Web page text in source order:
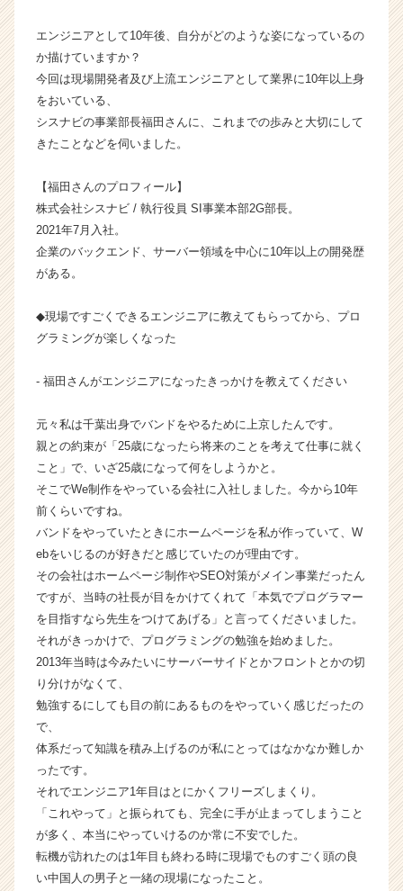
ベ
ン
ャ
成
長
か
ら
カ
が
く
活
イ
ト
チ
キ
リ
ア
（C
h
e
e
C
r
e
エンジニアとして10年後、自分がどのような姿になっているの
か描けていますか？
今回は現場開発者及び上流エンジニアとして業界に10年以上身
をおいている、
シスナビの事業部長福田さんに、これまでの歩みと大切にして
きたことなどを伺いました。
【福田さんのプロフィール】
株式会社シスナビ / 執行役員 SI事業本部2G部長。
2021年7月入社。
企業のバックエンド、サーバー領域を中心に10年以上の開発歴
がある。
◆現場ですごくできるエンジニアに教えてもらってから、プロ
グラミングが楽しくなった
- 福田さんがエンジニアになったきっかけを教えてください
元々私は千葉出身でバンドをやるために上京したんです。
親との約束が「25歳になったら将来のことを考えて仕事に就く
こと」で、いざ25歳になって何をしようかと。
そこでWe制作をやっている会社に入社しました。今から10年
前くらいですね。
バンドをやっていたときにホームページを私が作っていて、W
ebをいじるのが好きだと感じていたのが理由です。
その会社はホームページ制作やSEO対策がメイン事業だったん
ですが、当時の社長が目をかけてくれて「本気でプログラマー
を目指すなら先生をつけてあげる」と言ってくださいました。
それがきっかけで、プログラミングの勉強を始めました。
2013年当時は今みたいにサーバーサイドとかフロントとかの切
り分けがなくて、
勉強するにしても目の前にあるものをやっていく感じだったの
で、
体系だって知識を積み上げるのが私にとってはなかなか難しか
ったです。
それでエンジニア1年目はとにかくフリーズしまくり。
「これやって」と振られても、完全に手が止まってしまうこと
が多く、本当にやっていけるのか常に不安でした。
転機が訪れたのは1年目も終わる時に現場でものすごく頭の良
い中国人の男子と一緒の現場になったこと。